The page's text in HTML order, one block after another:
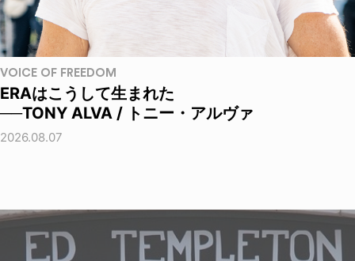
VOICE OF FREEDOM
ERAはこうして生まれた
──TONY ALVA / トニー・アルヴァ
2026.08.07